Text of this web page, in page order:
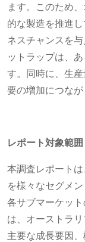
ます。このため
的な製造を推進
ネスチャンスを
ットラップは、
す。同時に、生
要の増加につなが
レポート対象範囲
本調査レポート
を様々なセグメ
各サブマーケッ
は、オーストラ
主要な成長要因